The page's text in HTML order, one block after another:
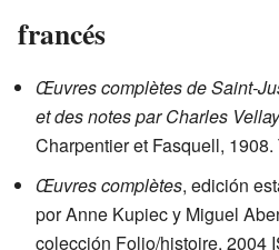
francés
Œuvres complètes de Saint-
et des notes par Charles
Charpentier et Fasquell, 1908.
Œuvres complètes, edición
por Anne Kupiec y Miguel
colección Folio/histoire, 2004